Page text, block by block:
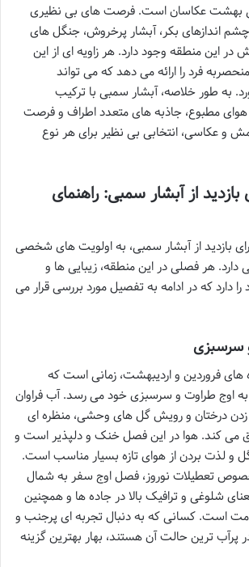
بهشت عکاسان است. فرصت های بی نظیری
اندازهای بکر، آبشار پرخروش، جنگل های
این منطقه وجود دارد. هر زاویه ای از این
فرد را ارائه می دهد که می تواند
به طور خلاصه، آبشار سمبی با ترکیب
مطبوع، جاذبه های متعدد اطراف و فرصت
و عکاسی، انتخابی بی نظیر برای هر نوع
بازدید از آبشار سمبی: راهنمای
بازدید از آبشار سمبی، به اولویت های شخصی
دارد. هر فصلی در این منطقه، زیبایی ها و
که در ادامه به تفصیل مورد بررسی قرار می
سرسبزی
های فروردین و اردیبهشت، زمانی است که
اوج طراوت و سرسبزی خود می رسد. آب فراوان
زدن درختان و رویش گل های وحشی، منظره ای
می کند. هوا در این فصل خنک و دلپذیر است و
و لذت بردن از هوای تازه بسیار مناسب است.
خصوص تعطیلات نوروز، فصل اوج سفر به شمال
شلوغی و ترافیک بالا در جاده ها و همچنین
است. کسانی که به دنبال تجربه ای پرجنب و
ترین حالت آن هستند، بهار بهترین گزینه